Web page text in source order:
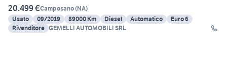
20.499 €Camposano(NA)
Usato
09/2019 89000 Km Diesel Automatico
Euro 6
Rivenditore GEMELLI AUTOMOBILI SRL